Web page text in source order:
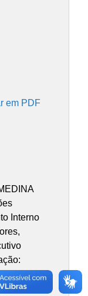
em PDF
Interno